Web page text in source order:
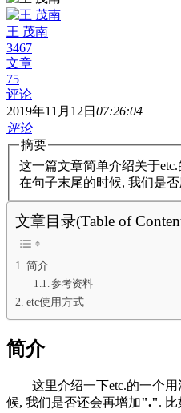
王 茂南
3467
文章
75
评论
2019年11月12日 07:26:04
评论
摘要
这一篇文章简单介绍关于
在句子末尾的时候, 我们是
文章目录(Table of
简介
参考资料
etc使用方式
简介
这里介绍一下etc.的一个
候, 我们是否还会再增加".".